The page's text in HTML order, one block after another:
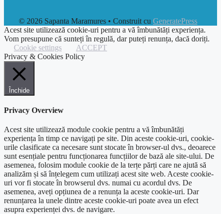
© 2026 Sapanta Maramures • Construit cu GeneratePress
Acest site utilizează cookie-uri pentru a vă îmbunătăți experiența.
Vom presupune că sunteți în regulă, dar puteți renunța, dacă doriți.
Cookie settings
ACCEPT
Privacy & Cookies Policy
Închide
Privacy Overview
Acest site utilizează module cookie pentru a vă îmbunătăți
experiența în timp ce navigați pe site. Din aceste cookie-uri, cookie-
urile clasificate ca necesare sunt stocate în browser-ul dvs., deoarece
sunt esențiale pentru funcționarea funcțiilor de bază ale site-ului. De
asemenea, folosim module cookie de la terțe părți care ne ajută să
analizăm și să înțelegem cum utilizați acest site web. Aceste cookie-
uri vor fi stocate în browserul dvs. numai cu acordul dvs. De
asemenea, aveți opțiunea de a renunța la aceste cookie-uri. Dar
renunțarea la unele dintre aceste cookie-uri poate avea un efect
asupra experienței dvs. de navigare.